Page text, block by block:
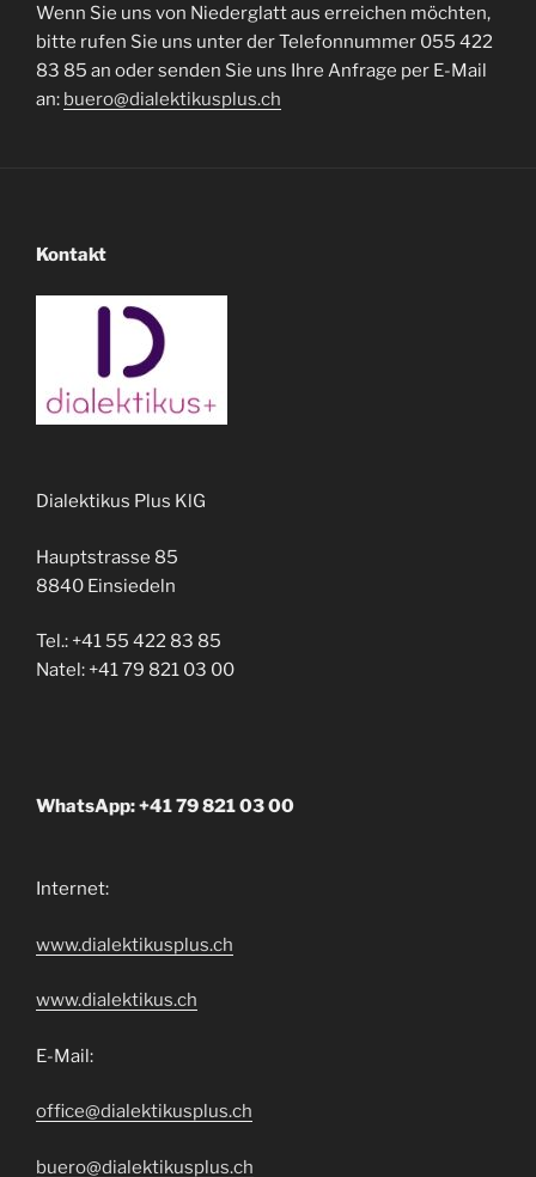
Wenn Sie uns von Niederglatt aus erreichen möchten,
bitte rufen Sie uns unter der Telefonnummer 055 422
83 85 an oder senden Sie uns Ihre Anfrage per E-Mail
an: buero@dialektikusplus.ch
Kontakt
Dialektikus Plus KlG
Hauptstrasse 85
8840 Einsiedeln
Tel.: +41 55 422 83 85
Natel: +41 79 821 03 00
WhatsApp: +41 79 821 03 00
Internet:
www.dialektikusplus.ch
www.dialektikus.ch
E-Mail:
office@dialektikusplus.ch
buero@dialektikusplus.ch